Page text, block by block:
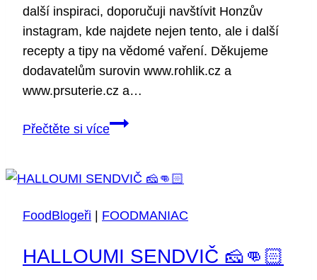
další inspiraci, doporučuji navštívit Honzův
instagram, kde najdete nejen tento, ale i další
recepty a tipy na vědomé vaření. Děkujeme
dodavatelům surovin www.rohlik.cz a
www.prsuterie.cz a…
Přečtěte si víceVejce
MasterChefa
Albrechta
FoodBlogeři FOODMANIAC
HALLOUMI SENDVIČ 🧀👊🏻